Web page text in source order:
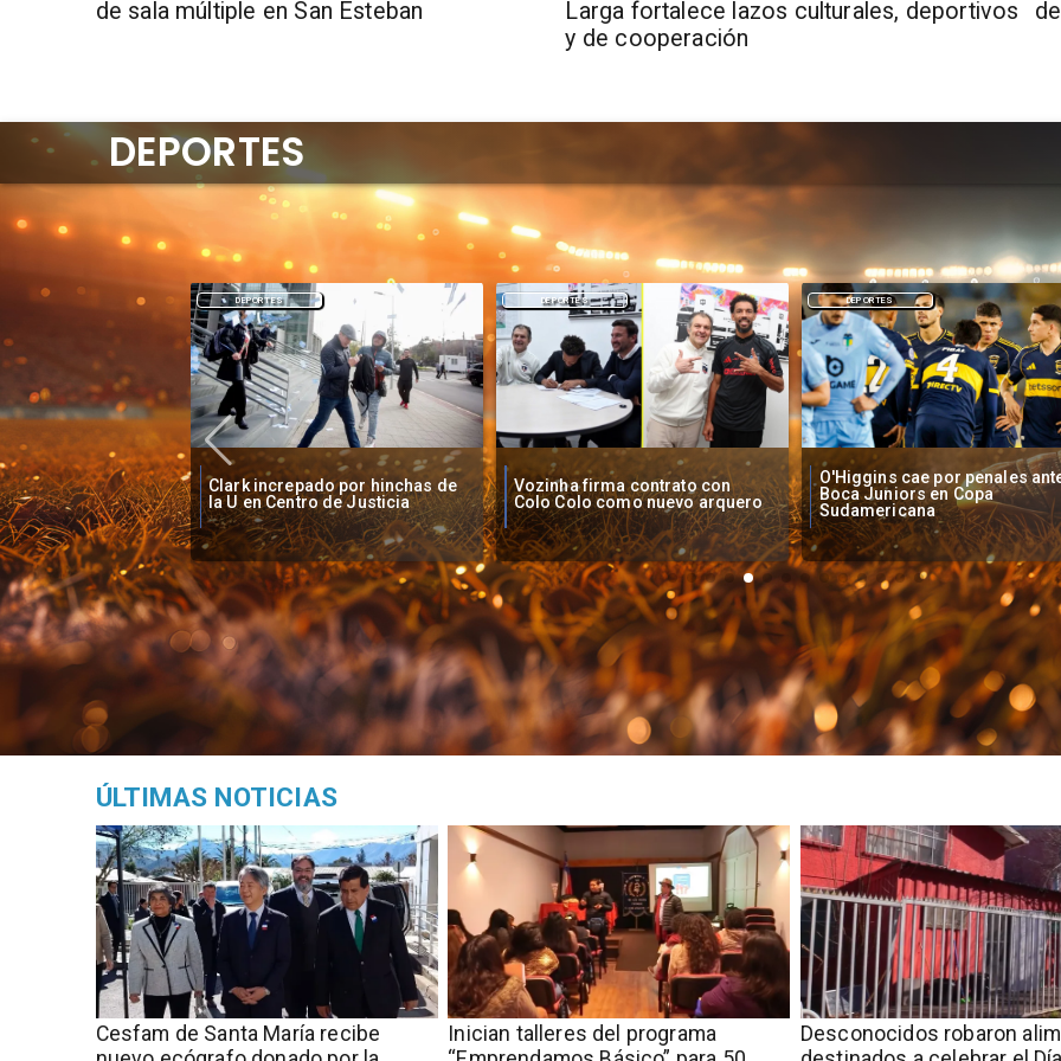
de sala múltiple en San Esteban
Larga fortalece lazos culturales, deportivos
y de cooperación
por hinchas de
de Justicia
Vozinha firma contrato con
Colo Colo como nuevo arquero
DEPORTES
O'Higgins cae por penales ante
Boca Juniors en Copa
Sudamericana
DEPORTES
Operadores de apuestas
piden acelerar regulación en
Chile
NACIONAL
DEPORTES
ÚLTIMAS NOTICIAS
Cesfam de Santa María recibe
Inician talleres del programa
Desconocidos robaron